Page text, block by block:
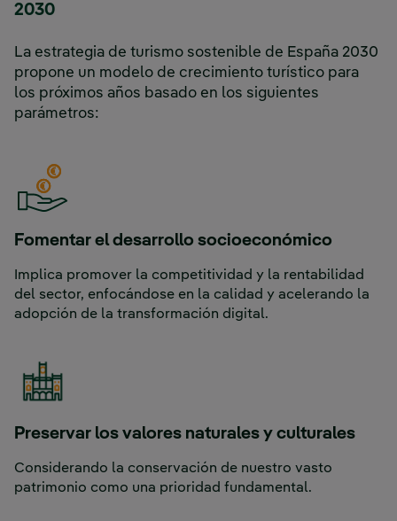
2030
La estrategia de turismo sostenible de España 2030
propone un modelo de crecimiento turístico para
los próximos años basado en los siguientes
parámetros:
Fomentar el desarrollo socioeconómico
Implica promover la competitividad y la rentabilidad
del sector, enfocándose en la calidad y acelerando la
adopción de la transformación digital.
Preservar los valores naturales y culturales
Considerando la conservación de nuestro vasto
patrimonio como una prioridad fundamental.